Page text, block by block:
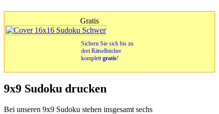
Gratis
Sichern Sie sich bis zu
drei Rätselbücher
komplettgratis!
9x9 Sudoku drucken
Bei unseren 9x9 Sudoku stehen insgesamt sechs